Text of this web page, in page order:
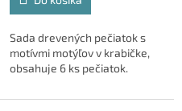
Sada drevených pečiatok s
motívmi motýľov v krabičke,
obsahuje 6 ks pečiatok.